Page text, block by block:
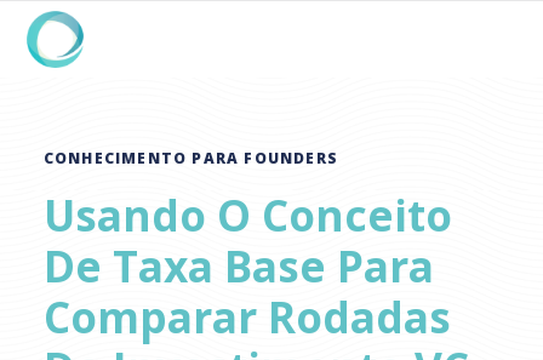
CONHECIMENTO PARA FOUNDERS
Usando O Conceito
De Taxa Base Para
Comparar Rodadas